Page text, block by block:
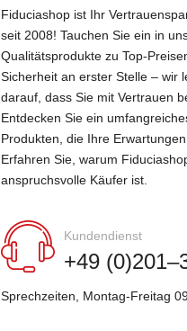
Fiduciashop ist Ihr
seit 2008! Tauchen Sie ein in
Qualitätsprodukte zu Top-
Sicherheit an erster Stelle – wir
darauf, dass Sie mit Vertrauen
Entdecken Sie ein
Produkten, die Ihre
Erfahren Sie, warum
anspruchsvolle Käufer ist.
Kundendienst
+49
Sprechzeiten, Montag-Freitag